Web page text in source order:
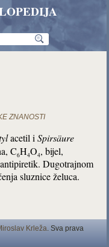
ZNANOSTI
acetil iSpirsäure
C6H4O4, bijel,
Dugotrajnom
sluznice želuca.
Krleža. Sva prava